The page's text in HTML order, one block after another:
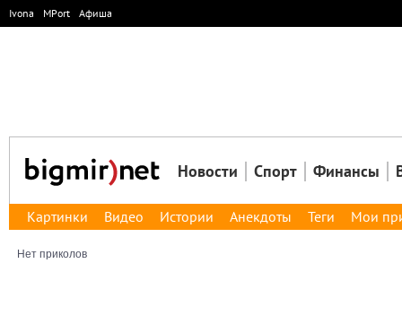
Ivona MPort Афиша
Новости Спорт Финансы
Картинки Видео Истории Анекдоты Теги Мои
Нет приколов